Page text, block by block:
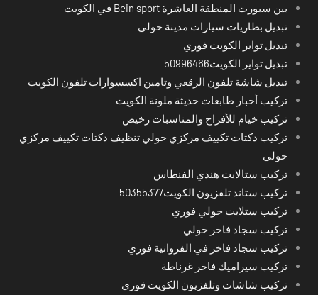
بين سبورت المنطقة العاشرة Bein sport في الكويت
تبديل بطاريات سيارات مدينة حولي
تبديل تواير الكويت فوري
تبديل تواير الكويت50996466
تبديل شاشة تلفون الرقعي وتامين اكسسوارات تلفون الكويت
تركيب أحبار طابعات حديثة ملونة الكويت
تركيب خيام للأفراح والمناسبات رخيص
تركيب دكتات تكييف مركزي حولي تنظيف دكتات تكييف مركزي
حولي
تركيب ستالايت هندي الفنطاس
تركيب ستاند تلفزيون الكويت50355377
تركيب ستلايت حولي فوري
تركيب سجاد فاخر حولي
تركيب سجاد فاخر في الفروانية فوري
تركيب سيراميك فاخر غرناطة
تركيب شاشات وتلفزيون الكويت فوري